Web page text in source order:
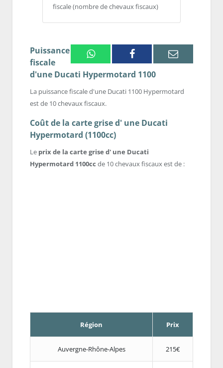
fiscale (nombre de chevaux fiscaux)
WhatsappFacebook Email
Puissance
fiscale
d'une Ducati Hypermotard 1100
La puissance fiscale d'une Ducati 1100 Hypermotard
est de 10 chevaux fiscaux.
Coût de la carte grise d' une Ducati
Hypermotard (1100cc)
Le prix de la carte grise d' une Ducati
Hypermotard 1100cc de 10 chevaux fiscaux est de :
Région Prix
Auvergne-Rhône-Alpes 215€